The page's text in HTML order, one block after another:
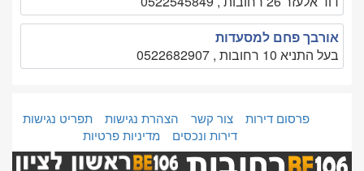
אורבך פחם למסעדות
בעל התניא 10 רחובות , 0522682907
פרסום דירות צור קשר הצהרת נגישות
תפריט נגישות
דירות ונכסים
מדיניות פרטיות